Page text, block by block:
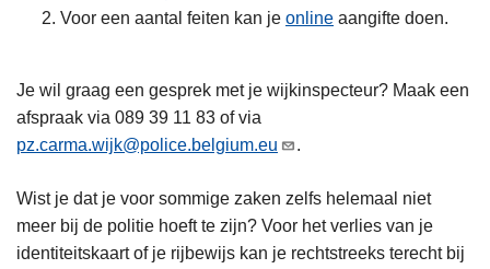
Voor een aantal feiten kan je online aangifte doen.
Je wil graag een gesprek met je wijkinspecteur? Maak een
afspraak via 089 39 11 83 of via
pz.carma.wijk@police.belgium.eu
.
Wist je dat je voor sommige zaken zelfs helemaal niet
meer bij de politie hoeft te zijn? Voor het verlies van je
identiteitskaart of je rijbewijs kan je rechtstreeks terecht bij